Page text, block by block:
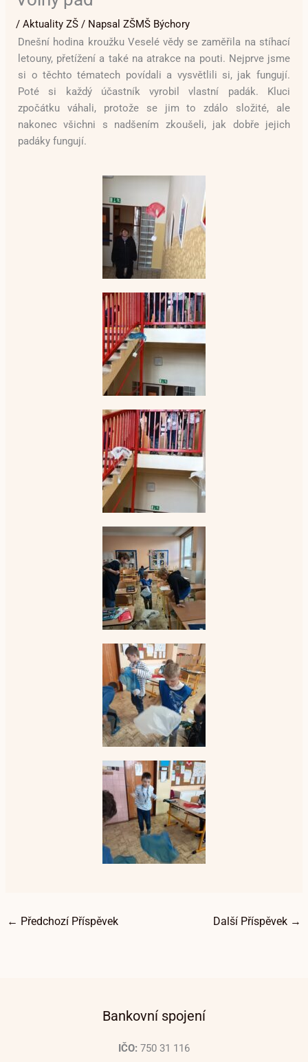
/Aktuality ZŠ / NapsalZŠMŠ Býchory
Dnešní hodina kroužku Veselé vědy se zaměřila na stíhací
letouny, přetížení a také na atrakce na pouti. Nejprve jsme
si o těchto tématech povídali a vysvětlili si, jak fungují.
Poté si každý účastník vyrobil vlastní padák. Kluci
zpočátku váhali, protože se jim to zdálo složité, ale
nakonec všichni s nadšením zkoušeli, jak dobře jejich
padáky fungují.
← Předchozí Příspěvek Další Příspěvek →
Bankovní spojení
IČO: 750 31 116